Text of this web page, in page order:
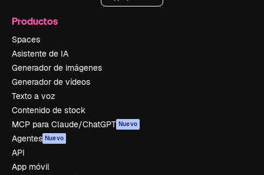
Productos
Spaces
Asistente de IA
Generador de imágenes
Generador de vídeos
Texto a voz
Contenido de stock
MCP para Claude/ChatGPT Nuevo
Agentes Nuevo
API
App móvil